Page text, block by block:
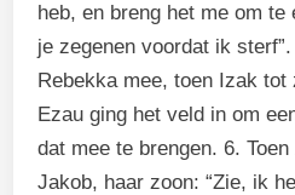
heb, en breng het me om
je zegenen voordat ik
Rebekka mee, toen Izak
Ezau ging het veld in om
dat mee te brengen. 6.
Jakob, haar zoon: “Zie, ik